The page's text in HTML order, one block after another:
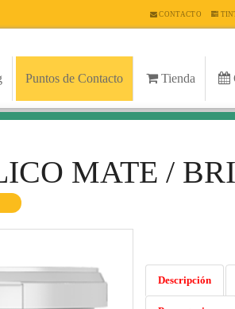
CONTACTO
Puntos de Contacto Tienda
MATE /
Descripción